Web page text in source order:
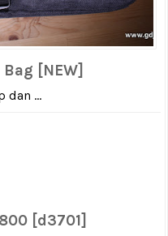
[NEW]
dan ...
[d3701]